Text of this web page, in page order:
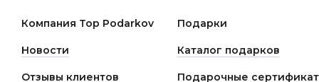
Компания Top Podarkov Подарки
Новости Каталог подарков
Отзывы клиентов Подарочные